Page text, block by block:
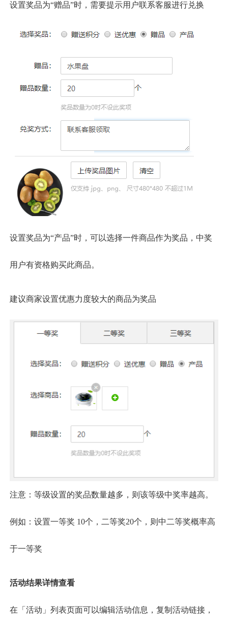
设置奖品为“赠品”时，需要提示用户联系客服进行兑换
设置奖品为“产品”时，可以选择一件商品作为奖品，中奖
用户有资格购买此商品。
建议商家设置优惠力度较大的商品为奖品
注意：等级设置的奖品数量越多，则该等级中奖率越高。
例如：设置一等奖 10个，二等奖20个，则中二等奖概率高
于一等奖
活动结果详情查看
在「活动」列表页面可以编辑活动信息，复制活动链接，